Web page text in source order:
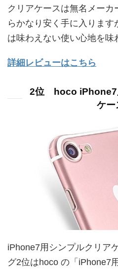
クリアケースは無名メーカ
らかなり安く手に入りま
は味わえない使い心地を味
詳細レビューはこちら
2位 hoco iPhone7
ケー
iPhone7用シンプルクリア
グ2位はhoco の「iPhone7